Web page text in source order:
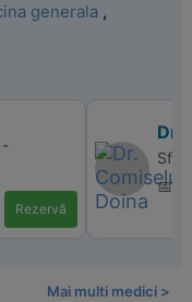
generala ,
-
Rezervă
Dr.
📅
Mai multi medici >